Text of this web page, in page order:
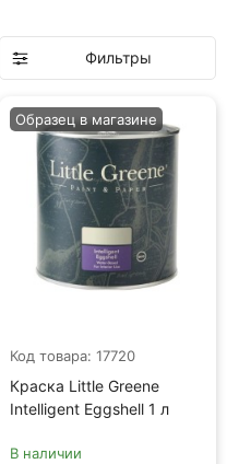
Фильтры
Код товара: 17720
Краска Little Greene
Intelligent Eggshell 1 л
Образец в магазине
В наличии